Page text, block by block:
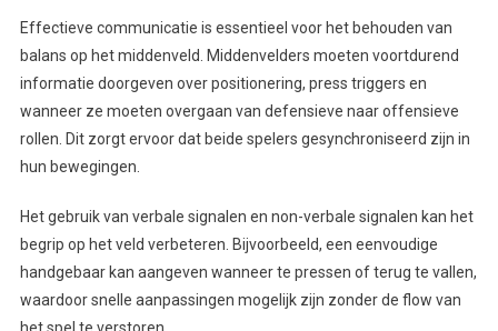
Effectieve communicatie is essentieel voor het behouden van
balans op het middenveld. Middenvelders moeten voortdurend
informatie doorgeven over positionering, press triggers en
wanneer ze moeten overgaan van defensieve naar offensieve
rollen. Dit zorgt ervoor dat beide spelers gesynchroniseerd zijn in
hun bewegingen.
Het gebruik van verbale signalen en non-verbale signalen kan het
begrip op het veld verbeteren. Bijvoorbeeld, een eenvoudige
handgebaar kan aangeven wanneer te pressen of terug te vallen,
waardoor snelle aanpassingen mogelijk zijn zonder de flow van